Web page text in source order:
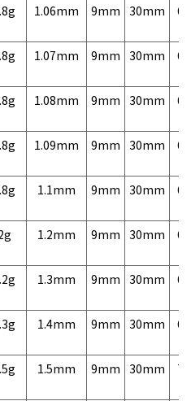
1.06mm 9mm 30mm
1.07mm 9mm 30mm
1.08mm 9mm 30mm
1.09mm 9mm 30mm
1.1mm 9mm 30mm
1.2mm 9mm 30mm
1.3mm 9mm 30mm
1.4mm 9mm 30mm
1.5mm 9mm 30mm